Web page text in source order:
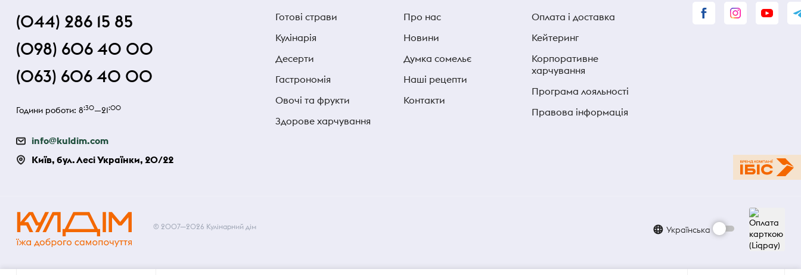
(044) 286 15 85
(098) 606 40 00
(063) 606 40 00
Години роботи: 8:30—21:00
info@kuldim.com
Київ, бул. Лесі Українки, 20/22
Готові страви
Кулінарія
Десерти
Гастрономія
Овочі та фрукти
Здорове харчування
Про нас
Новини
Думка сомельє
Наші рецепти
Контакти
Оплата і доставка
Кейтеринг
Корпоративне
харчування
Програма лояльності
Правова інформація
© 2007—2026 Кулінарний дім Українська